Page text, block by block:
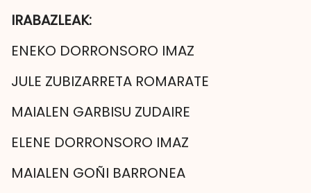
IRABAZLEAK:
ENEKO DORRONSORO IMAZ
JULE ZUBIZARRETA ROMARATE
MAIALEN GARBISU ZUDAIRE
ELENE DORRONSORO IMAZ
MAIALEN GOÑI BARRONEA